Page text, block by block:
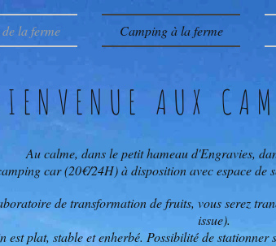
la ferme Camping à la ferme
AUX
Au calme, dans le petit hameau d'Engravies,
car (20€/24H) à disposition avec espace de
de transformation de fruits, vous serez
issue).
est plat, stable et enherbé. Possibilité de